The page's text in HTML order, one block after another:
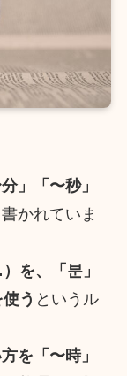
」「〜秒」
かれていま
を、「분」
う というル
を「〜時」